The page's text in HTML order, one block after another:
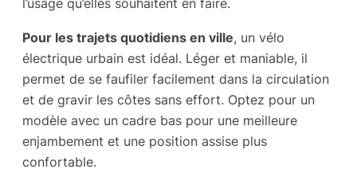
l’usage qu’elles souhaitent en faire.
Pour les trajets quotidiens en ville, un vélo
électrique urbain est idéal. Léger et maniable, il
permet de se faufiler facilement dans la circulation
et de gravir les côtes sans effort. Optez pour un
modèle avec un cadre bas pour une meilleure
enjambement et une position assise plus
confortable.